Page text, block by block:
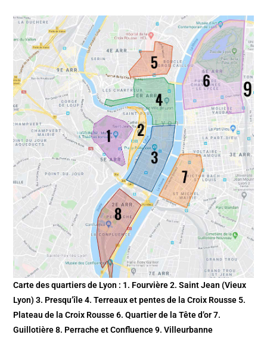
Carte des quartiers de Lyon : 1. Fourvière 2. Saint Jean (Vieux
Lyon) 3. Presqu’île 4. Terreaux et pentes de la Croix Rousse 5.
Plateau de la Croix Rousse 6. Quartier de la Tête d’or 7.
Guillotière 8. Perrache et Confluence 9. Villeurbanne